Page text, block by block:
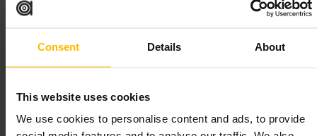
Consent Details About
This website uses cookies
We use cookies to personalise content and ads, to provide
#
店内布置偏实用，光线和座位分布更适合独自或两三人轻松用餐。